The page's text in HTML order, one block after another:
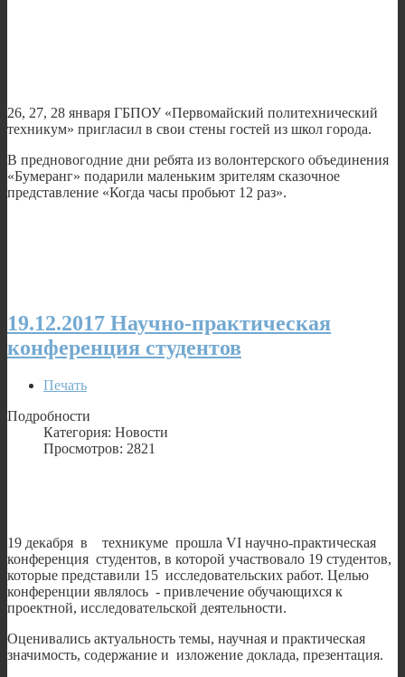
26, 27, 28 января ГБПОУ «Первомайский политехнический
техникум» пригласил в свои стены гостей из школ города.
В предновогодние дни ребята из волонтерского объединения
«Бумеранг» подарили маленьким зрителям сказочное
представление «Когда часы пробьют 12 раз».
19.12.2017 Научно-практическая
конференция студентов
Печать
Подробности
Категория: Новости
Просмотров: 2821
19 декабря в техникуме прошла VI научно-практическая
конференция студентов, в которой участвовало 19 студентов,
которые представили 15 исследовательских работ. Целью
конференции являлось - привлечение обучающихся к
проектной, исследовательской деятельности.
Оценивались актуальность темы, научная и практическая
значимость, содержание и изложение доклада, презентация.